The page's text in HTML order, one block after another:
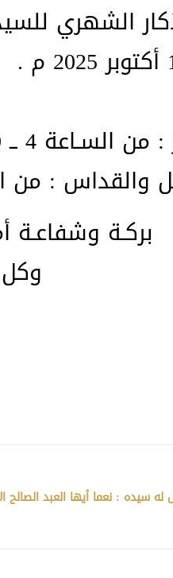
الشهري
4 ــ 4.30 صبـــاحاً .
: من الساعة 4.30 ــ
بركـة وشفاعـة
له سيده : نعما أيها العبد